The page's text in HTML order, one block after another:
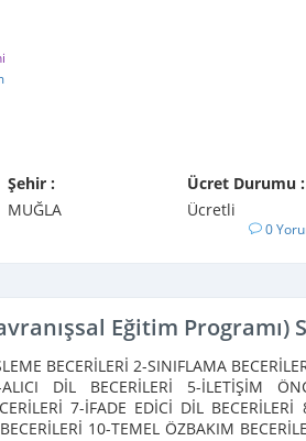
Şehir :
MUĞLA
Ücret Durumu :
Ücretli
0
Eğitim Programı)
BECERİLERİ 2-SINIFLAMA
DİL BECERİLERİ 5-İLETİŞİM
7-İFADE EDİCİ DİL BECERİLERİ
10-TEMEL ÖZBAKIM